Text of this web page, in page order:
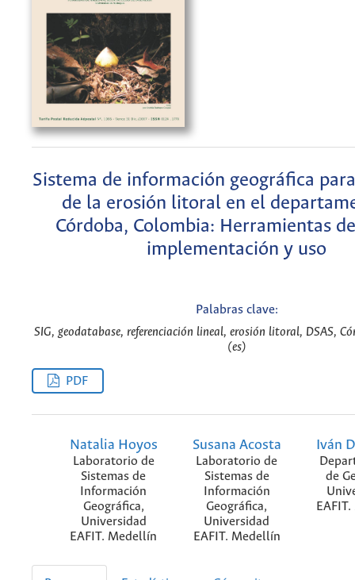
Sistema de información geográfica
de la erosión litoral en el
Córdoba, Colombia: Herramientas
implementación y uso
Palabras clave:
SIG, geodatabase, referenciación lineal, erosión litoral, DSAS,
(es)
PDF
Natalia Hoyos
Laboratorio de
Sistemas de
Información
Geográfica,
Universidad
EAFIT. Medellín
Susana Acosta
Laboratorio de
Sistemas de
Información
Geográfica,
Universidad
EAFIT. Medellín
Iván
de